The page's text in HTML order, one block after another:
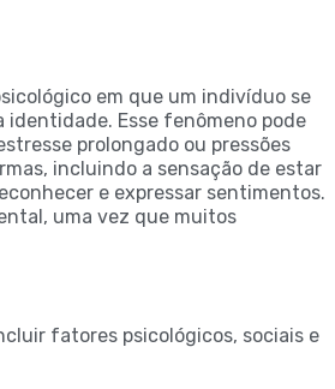
em que um indivíduo se
identidade. Esse fenômeno pode
prolongado ou pressões
incluindo a sensação de estar
e expressar sentimentos.
uma vez que muitos
fatores psicológicos, sociais e